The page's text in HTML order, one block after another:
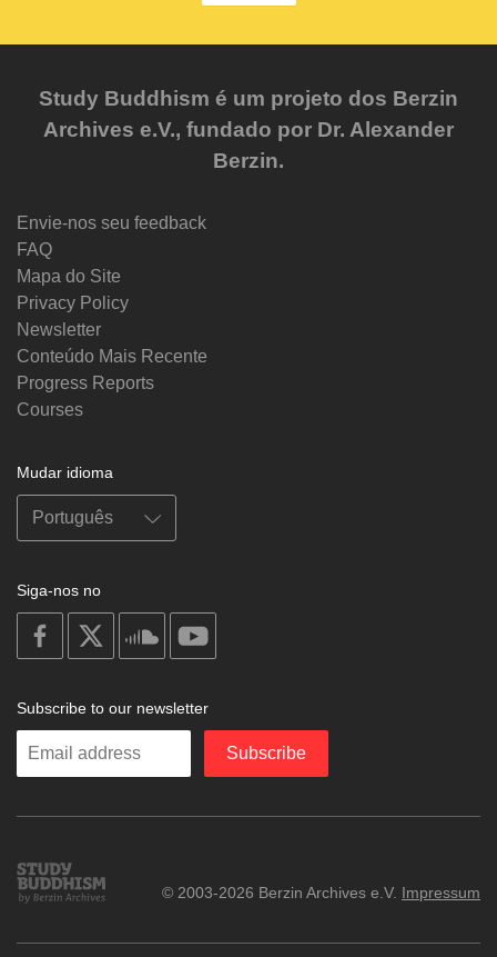
Study Buddhism é um projeto dos Berzin
Archives e.V., fundado por Dr. Alexander
Berzin.
Envie-nos seu feedback
FAQ
Mapa do Site
Privacy Policy
Newsletter
Conteúdo Mais Recente
Progress Reports
Courses
Mudar idioma
Siga-nos no
on
facebook
soundcloud
Subscribe to our newsletter
Enter
Subscribe
Study
Buddhism
© 2003-2026 Berzin Archives e.V. Impressum